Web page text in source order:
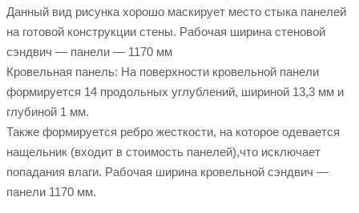
Данный вид рисунка хорошо маскирует место стыка панелей
на готовой конструкции стены. Рабочая ширина стеновой
сэндвич — панели — 1170 мм
Кровельная панель: На поверхности кровельной панели
формируется 14 продольных углублений, шириной 13,3 мм и
глубиной 1 мм.
Также формируется ребро жесткости, на которое одевается
нащельник (входит в стоимость панелей),что исключает
попадания влаги. Рабочая ширина кровельной сэндвич —
панели 1170 мм.